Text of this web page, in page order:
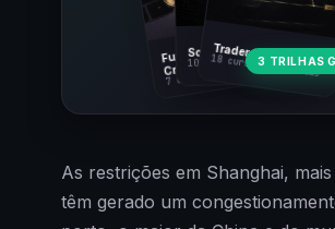
Fundamentos
Cripto
7 cursos · 31 aulas
Trader Cripto
18 cursos · 80 aulas
Soberania Bitcoin
10 cursos · 44 aulas
3 TRILHAS
As restrições em Shanghai,
têm gerado um